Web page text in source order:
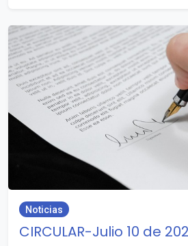
Noticias
CIRCULAR-Julio 10 de